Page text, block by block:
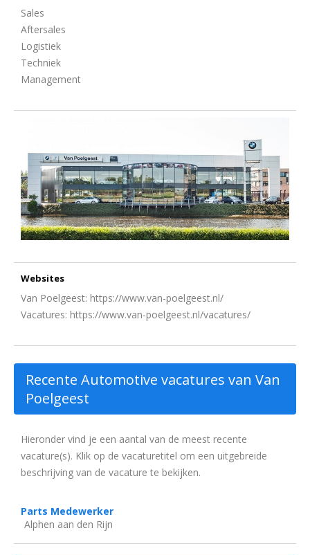
Sales
Aftersales
Logistiek
Techniek
Management
Websites
Van Poelgeest: https://www.van-poelgeest.nl/
Vacatures: https://www.van-poelgeest.nl/vacatures/
Recente Automotive vacatures van Van
Poelgeest
Hieronder vind je een aantal van de meest recente
vacature(s). Klik op de vacaturetitel om een uitgebreide
beschrijving van de vacature te bekijken.
Parts Medewerker
Alphen aan den Rijn